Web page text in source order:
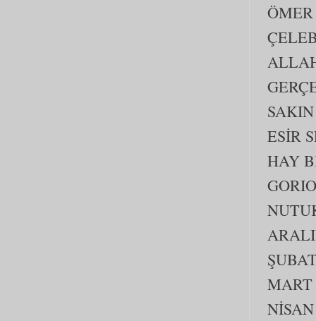
ESİR
HAY
MART